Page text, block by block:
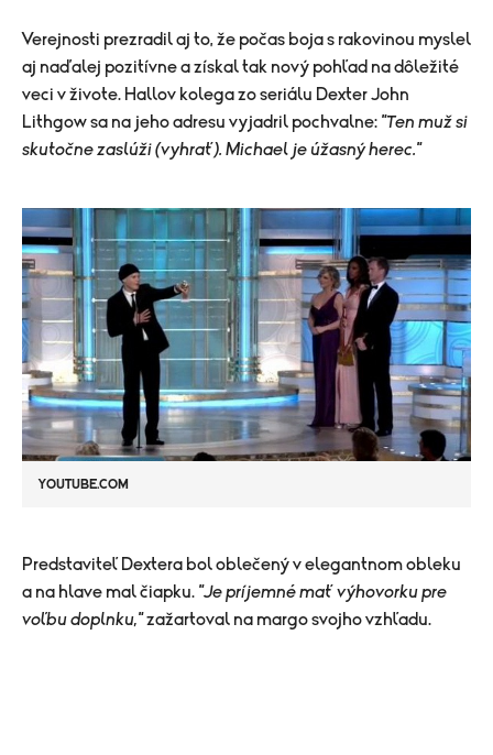
Verejnosti prezradil aj to, že počas boja s rakovinou myslel
aj naďalej pozitívne a získal tak nový pohľad na dôležité
veci v živote. Hallov kolega zo seriálu Dexter John
Lithgow sa na jeho adresu vyjadril pochvalne: "Ten muž si
skutočne zaslúži (vyhrať). Michael je úžasný herec."
YOUTUBE.COM
Predstaviteľ Dextera bol oblečený v elegantnom obleku
a na hlave mal čiapku. "Je príjemné mať výhovorku pre
voľbu doplnku,"zažartoval na margo svojho vzhľadu.